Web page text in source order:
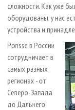
сложности. Как уже
оборудованы, у нас
устройства и
Ponsse в России
сотрудничает в
самых разных
регионах - от
Северо-Запада
до Дальнего